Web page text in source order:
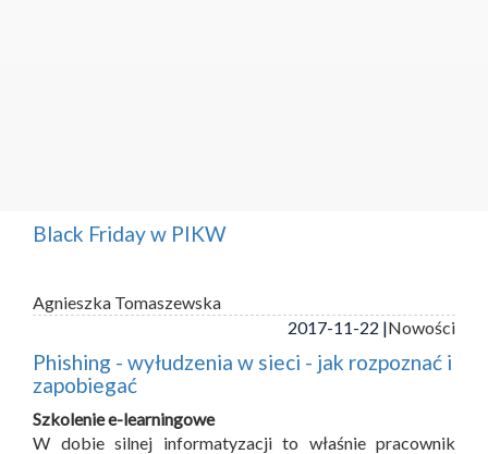
Black Friday w PIKW
Agnieszka Tomaszewska
2017-11-22 |Nowości
Phishing - wyłudzenia w sieci - jak rozpoznać i
zapobiegać
Szkolenie e-learningowe
W dobie silnej informatyzacji to właśnie pracownik